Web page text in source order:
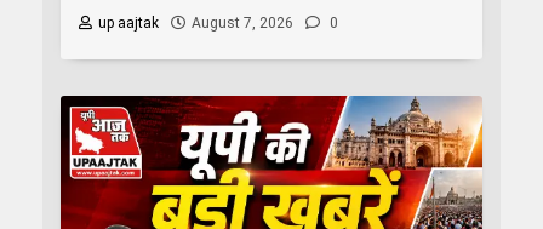
up aajtak
August 7, 2026 0